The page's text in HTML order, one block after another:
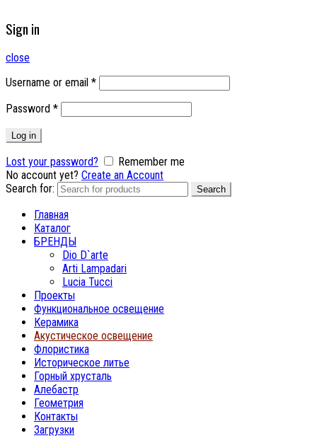
Sign in
close
Username or email *
Password *
Log in
Lost your password?
Remember me
No account yet? Create an Account
Search for:
Search
Главная
Каталог
БРЕНДЫ
Dio D`arte
Arti Lampadari
Lucia Tucci
Проекты
Функциональное освещение
Керамика
Акустическое освещение
Флористика
Историческое литье
Горный хрусталь
Алебастр
Геометрия
Контакты
Загрузки